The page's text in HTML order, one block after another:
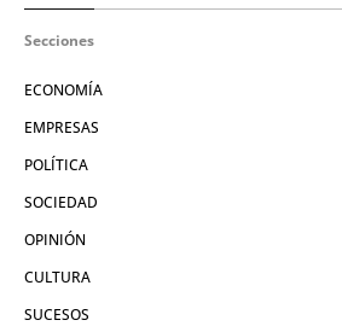
Secciones
ECONOMÍA
EMPRESAS
POLÍTICA
SOCIEDAD
OPINIÓN
CULTURA
SUCESOS